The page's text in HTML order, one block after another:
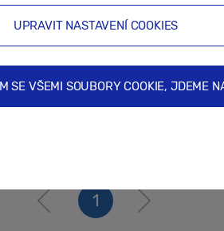
1
UPRAVIT NASTAVENÍ COOKIES
SE VŠEMI SOUBORY COOKIE, JDEME